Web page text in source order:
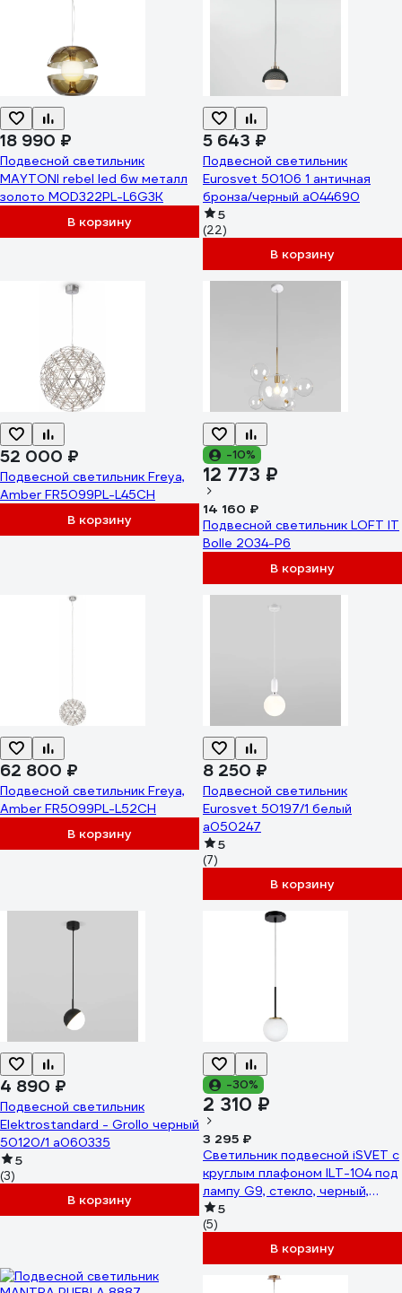
18 990 ₽
Подвесной светильник
MAYTONI rebel led 6w металл
золото MOD322PL-L6G3K
В корзину
5 643 ₽
Подвесной светильник
Eurosvet 50106 1 античная
бронза/черный a044690
5
(22)
В корзину
52 000 ₽
Подвесной светильник Freya,
Amber FR5099PL-L45CH
В корзину
-10%
12 773 ₽
14 160 ₽
Подвесной светильник LOFT IT
Bolle 2034-P6
В корзину
62 800 ₽
Подвесной светильник Freya,
Amber FR5099PL-L52CH
В корзину
8 250 ₽
Подвесной светильник
Eurosvet 50197/1 белый
a050247
5
(7)
В корзину
4 890 ₽
Подвесной светильник
Elektrostandard - Grollo черный
50120/1 a060335
5
(3)
В корзину
-30%
2 310 ₽
3 295 ₽
Светильник подвесной iSVET c
круглым плафоном ILT-104 под
лампу G9, стекло, черный,
латунь ILT-104-1-4
5
(5)
В корзину